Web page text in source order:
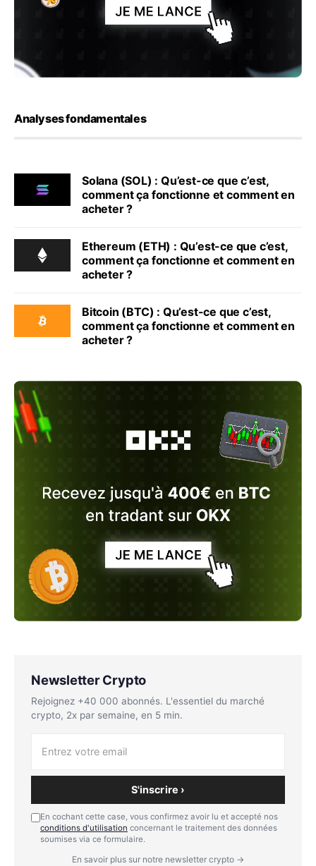
Analyses fondamentales
Solana (SOL) : Qu’est-ce que c’est,
comment ça fonctionne et comment en
acheter ?
Ethereum (ETH) : Qu’est-ce que c’est,
comment ça fonctionne et comment en
acheter ?
Bitcoin (BTC) : Qu’est-ce que c’est,
comment ça fonctionne et comment en
acheter ?
Newsletter Crypto
Rejoignez +40 000 abonnés. L'essentiel du marché
crypto, 2x par semaine, en 5 min.
S'inscrire ›
En cochant cette case, vous confirmez avoir lu et accepté nos
conditions d'utilisation concernant le traitement des données
soumises via ce formulaire.
En savoir plus sur notre newsletter crypto →